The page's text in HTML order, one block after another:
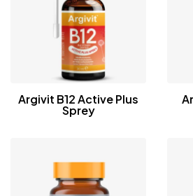
Argivit B12 Active Plus
Sprey